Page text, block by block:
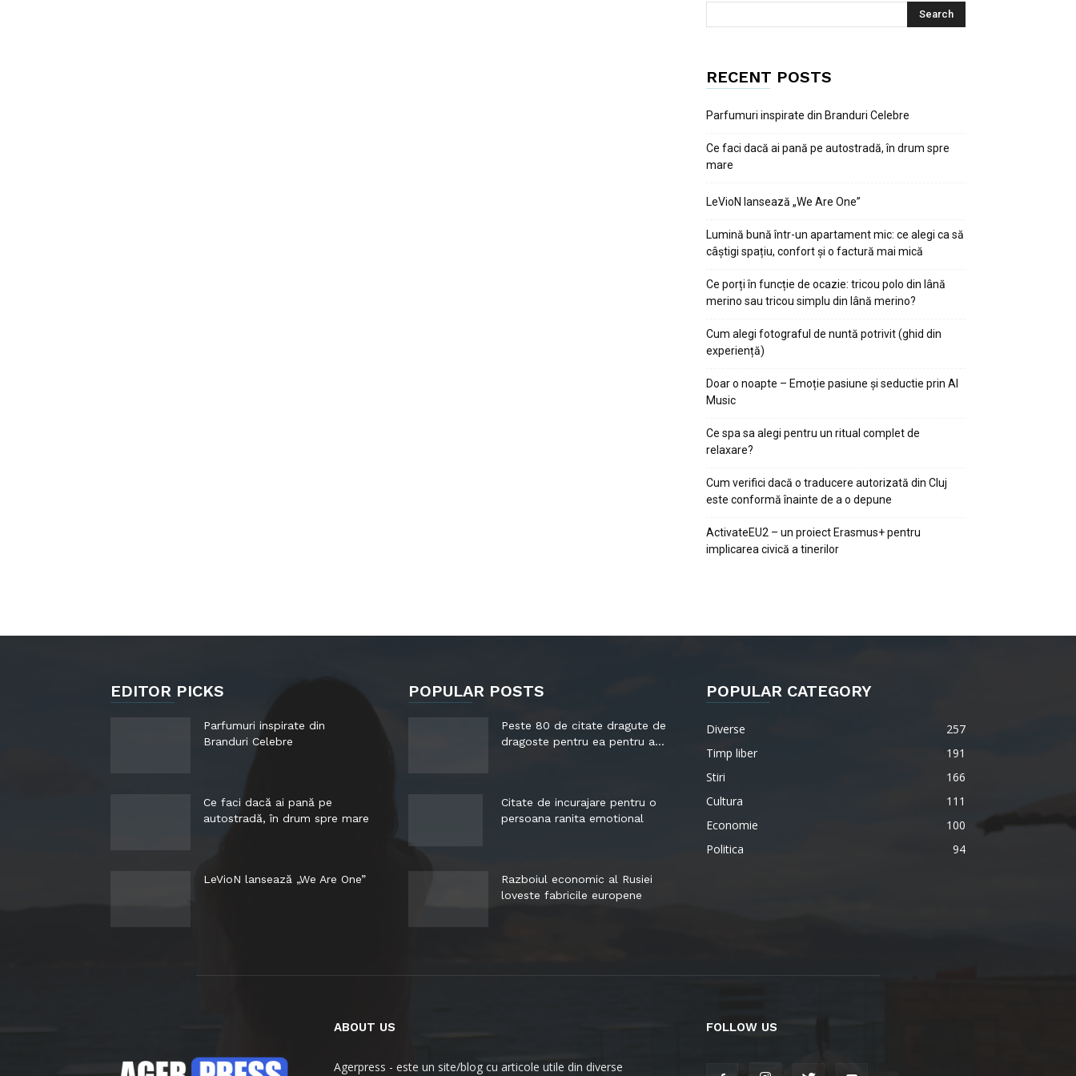
RECENT POSTS
Parfumuri inspirate din Branduri Celebre
Ce faci dacă ai pană pe autostradă, în drum spre
mare
LeVioN lansează „We Are One”
Lumină bună într-un apartament mic: ce alegi ca să
câștigi spațiu, confort și o factură mai mică
Ce porți în funcție de ocazie: tricou polo din lână
merino sau tricou simplu din lână merino?
Cum alegi fotograful de nuntă potrivit (ghid din
experiență)
Doar o noapte – Emoție pasiune și seductie prin AI
Music
Ce spa sa alegi pentru un ritual complet de
relaxare?
Cum verifici dacă o traducere autorizată din Cluj
este conformă înainte de a o depune
ActivateEU2 – un proiect Erasmus+ pentru
implicarea civică a tinerilor
EDITOR PICKS
Parfumuri inspirate din
Branduri Celebre
Ce faci dacă ai pană pe
autostradă, în drum spre mare
LeVioN lansează „We Are One”
POPULAR POSTS
Peste 80 de citate dragute de
dragoste pentru ea pentru a...
Citate de incurajare pentru o
persoana ranita emotional
Razboiul economic al Rusiei
loveste fabricile europene
POPULAR CATEGORY
Diverse
257
Timp liber
191
Stiri
166
Cultura
111
Economie
100
Politica
94
ABOUT US
Agerpress - este un site/blog cu articole utile din diverse
FOLLOW US